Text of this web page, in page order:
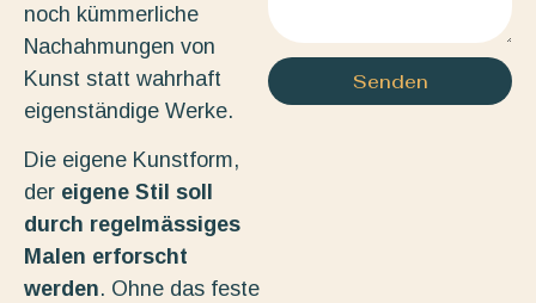
noch kümmerliche
Nachahmungen von
Kunst statt wahrhaft
eigenständige Werke.
Die eigene Kunstform,
der eigene Stil soll
durch regelmässiges
Malen erforscht
werden. Ohne das feste
Senden